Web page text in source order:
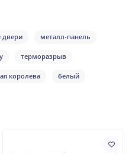
двери металл-панель
терморазрыв
королева белый